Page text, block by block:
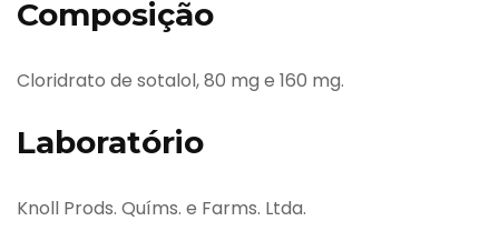
Composição
Cloridrato de sotalol, 80 mg e 160 mg.
Laboratório
Knoll Prods. Químs. e Farms. Ltda.